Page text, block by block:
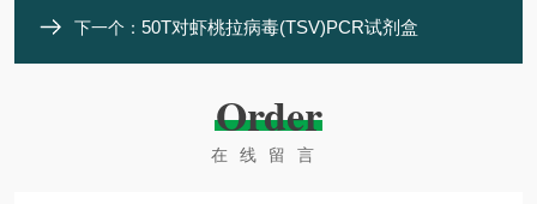
下一个： 50T对虾桃拉病毒(TSV)PCR试剂盒
Order
在线留言